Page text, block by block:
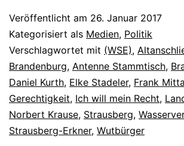
Veröffentlicht am 26. Januar 2017
Kategorisiert als Medien, Politik
Verschlagwortet mit (WSE),
Brandenburg, Antenne Stammtisch,
Daniel Kurth, Elke Stadeler, Frank
Gerechtigkeit, Ich will mein Recht,
Norbert Krause, Strausberg,
Strausberg-Erkner, Wutbürger